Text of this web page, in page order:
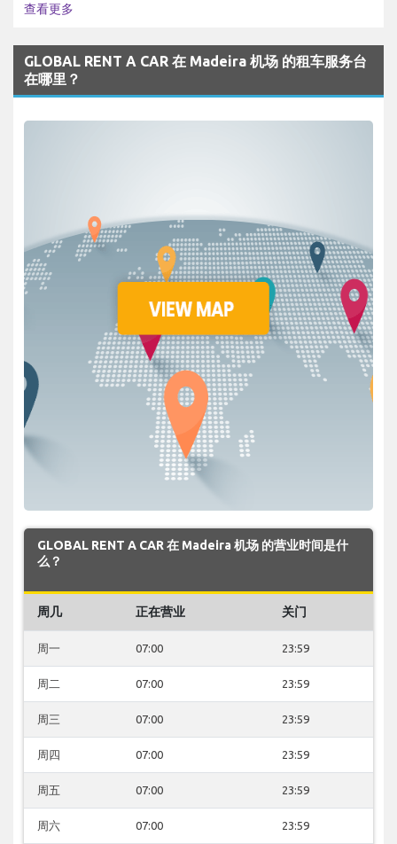
查看更多
GLOBAL RENT A CAR 在 Madeira 机场 的租车服务台
在哪里？
GLOBAL RENT A CAR 在 Madeira 机场 的营业时间是什
么？
周几 正在营业 关门
周一 07:00 23:59
周二 07:00 23:59
周三 07:00 23:59
周四 07:00 23:59
周五 07:00 23:59
周六 07:00 23:59